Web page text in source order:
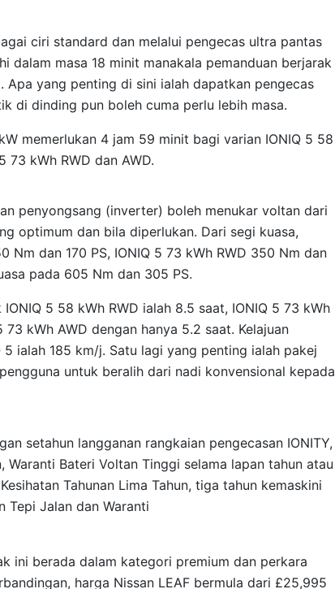
ciri standard dan melalui pengecas ultra pantas
dalam masa 18 minit manakala pemanduan berjarak
Apa yang penting di sini ialah dapatkan pengecas
di dinding pun boleh cuma perlu lebih masa.
memerlukan 4 jam 59 minit bagi varian IONIQ 5 58
73 kWh RWD dan AWD.
penyongsang (inverter) boleh menukar voltan dari
optimum dan bila diperlukan. Dari segi kuasa,
Nm dan 170 PS, IONIQ 5 73 kWh RWD 350 Nm dan
pada 605 Nm dan 305 PS.
5 58 kWh RWD ialah 8.5 saat, IONIQ 5 73 kWh
kWh AWD dengan hanya 5.2 saat. Kelajuan
ialah 185 km/j. Satu lagi yang penting ialah pakej
untuk beralih dari nadi konvensional kepada
setahun langganan rangkaian pengecasan IONITY,
Waranti Bateri Voltan Tinggi selama lapan tahun atau
Tahunan Lima Tahun, tiga tahun kemaskini
Tepi Jalan dan Waranti
ini berada dalam kategori premium dan perkara
harga Nissan LEAF bermula dari £25,995